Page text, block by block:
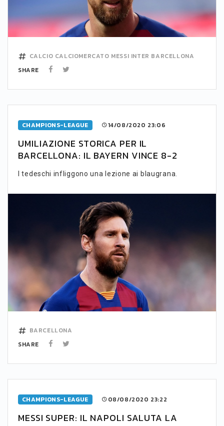
CALCIO CALCIOMERCATO MESSI INTER BARCELLONA
SHARE
CHAMPIONS-LEAGUE 14/08/2020 23:06
UMILIAZIONE STORICA PER IL
BARCELLONA: IL BAYERN VINCE 8-2
I tedeschi infliggono una lezione ai blaugrana.
BARCELLONA
SHARE
CHAMPIONS-LEAGUE 08/08/2020 23:22
MESSI SUPER: IL NAPOLI SALUTA LA